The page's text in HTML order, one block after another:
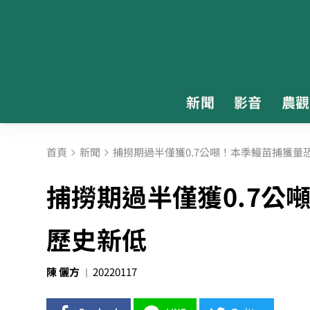
新聞 影音 農
首頁 新聞 捕撈期過半僅獲0.7公噸！本季鰻苗捕獲
捕撈期過半僅獲0.7公
歷史新低
陳 儷方 20220117